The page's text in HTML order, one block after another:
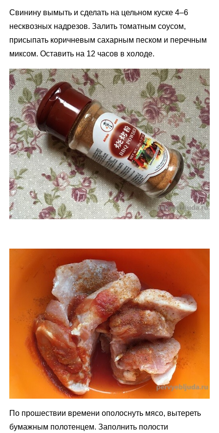
Свинину вымыть и сделать на цельном куске 4–6
несквозных надрезов. Залить томатным соусом,
присыпать коричневым сахарным песком и перечным
миксом. Оставить на 12 часов в холоде.
По прошествии времени ополоснуть мясо, вытереть
бумажным полотенцем. Заполнить полости